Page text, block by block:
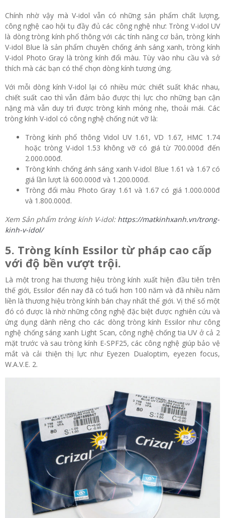
Chính nhờ vậy mà V-idol vẫn có những sản phẩm chất lượng,
công nghệ cao hội tụ đầy đủ các công nghệ như: Tròng V-idol UV
là dòng tròng kính phổ thông với các tính năng cơ bản, tròng kính
V-idol Blue là sản phẩm chuyên chống ánh sáng xanh, tròng kính
V-idol Photo Gray là tròng kính đổi màu. Tùy vào nhu cầu và sở
thích mà các bạn có thể chọn dòng kính tương ứng.
Với mỗi dòng kính V-idol lại có nhiều mức chiết suất khác nhau,
chiết suất cao thì vẫn đảm bảo được thị lực cho những bạn cận
nặng mà vẫn duy trì được tròng kính mỏng nhẹ, thoải mái. Các
tròng kính V-idol có công nghệ chống nứt vỡ là:
Tròng kính phổ thông Vidol UV 1.61, VD 1.67, HMC 1.74
hoặc tròng V-idol 1.53 không vỡ có giá từ 700.000đ đến
2.000.000đ.
Tròng kính chống ánh sáng xanh V-idol Blue 1.61 và 1.67 có
giá lần lượt là 600.000đ và 1.200.000đ.
Tròng đổi màu Photo Gray 1.61 và 1.67 có giá 1.000.000đ
và 1.800.000đ.
Xem Sản phẩm tròng kính V-idol: https://matkinhxanh.vn/trong-
kinh-v-idol/
5. Tròng kính Essilor từ pháp cao cấp
với độ bền vượt trội.
Là một trong hai thương hiệu tròng kính xuất hiện đầu tiên trên
thế giới, Essilor đến nay đã có tuổi hơn 100 năm và đã nhiều năm
liền là thương hiệu tròng kính bán chạy nhất thế giới. Vị thế số một
đó có được là nhờ những công nghệ đặc biệt được nghiên cứu và
ứng dụng dành riêng cho các dòng tròng kính Essilor như công
nghệ chống sáng xanh Light Scan, công nghệ chống tia UV ở cả 2
mặt trước và sau tròng kính E-SPF25, các công nghệ giúp bảo vệ
mắt và cải thiện thị lực như Eyezen Dualoptim, eyezen focus,
W.A.V.E. 2.